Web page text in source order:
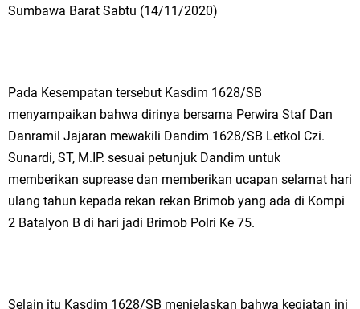
Sumbawa Barat Sabtu (14/11/2020)
Pada Kesempatan tersebut Kasdim 1628/SB
menyampaikan bahwa dirinya bersama Perwira Staf Dan
Danramil Jajaran mewakili Dandim 1628/SB Letkol Czi.
Sunardi, ST, M.IP. sesuai petunjuk Dandim untuk
memberikan suprease dan memberikan ucapan selamat hari
ulang tahun kepada rekan rekan Brimob yang ada di Kompi
2 Batalyon B di hari jadi Brimob Polri Ke 75.
Selain itu Kasdim 1628/SB menjelaskan bahwa kegiatan ini